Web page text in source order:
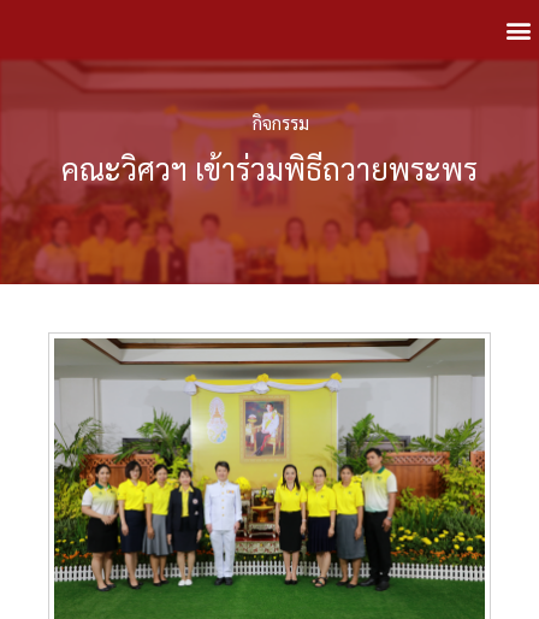
กิจกรรม
คณะวิศวฯ เข้าร่วมพิธีถวายพระพร